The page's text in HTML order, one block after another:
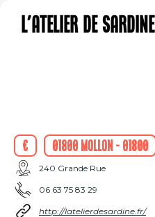
L'Atelier de Sardine
€ 01800 Mollon - 01800
240 Grande Rue
06 63 75 83 29
http://latelierdesardine.fr/